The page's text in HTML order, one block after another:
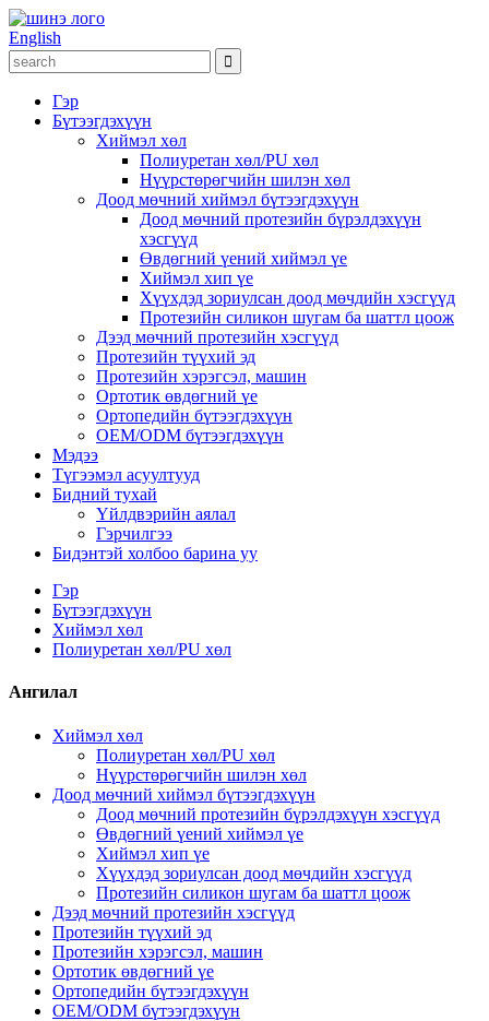
English
Гэр
Бүтээгдэхүүн
Хиймэл хөл
Полиуретан хөл/PU хөл
Нүүрстөрөгчийн шилэн хөл
Доод мөчний хиймэл бүтээгдэхүүн
Доод мөчний протезийн бүрэлдэхүүн
хэсгүүд
Өвдөгний үений хиймэл үе
Хиймэл хип үе
Хүүхдэд зориулсан доод мөчдийн хэсгүүд
Протезийн силикон шугам ба шаттл цоож
Дээд мөчний протезийн хэсгүүд
Протезийн түүхий эд
Протезийн хэрэгсэл, машин
Ортотик өвдөгний үе
Ортопедийн бүтээгдэхүүн
OEM/ODM бүтээгдэхүүн
Мэдээ
Түгээмэл асуултууд
Бидний тухай
Үйлдвэрийн аялал
Гэрчилгээ
Бидэнтэй холбоо барина уу
Гэр
Бүтээгдэхүүн
Хиймэл хөл
Полиуретан хөл/PU хөл
Ангилал
Хиймэл хөл
Полиуретан хөл/PU хөл
Нүүрстөрөгчийн шилэн хөл
Доод мөчний хиймэл бүтээгдэхүүн
Доод мөчний протезийн бүрэлдэхүүн хэсгүүд
Өвдөгний үений хиймэл үе
Хиймэл хип үе
Хүүхдэд зориулсан доод мөчдийн хэсгүүд
Протезийн силикон шугам ба шаттл цоож
Дээд мөчний протезийн хэсгүүд
Протезийн түүхий эд
Протезийн хэрэгсэл, машин
Ортотик өвдөгний үе
Ортопедийн бүтээгдэхүүн
OEM/ODM бүтээгдэхүүн